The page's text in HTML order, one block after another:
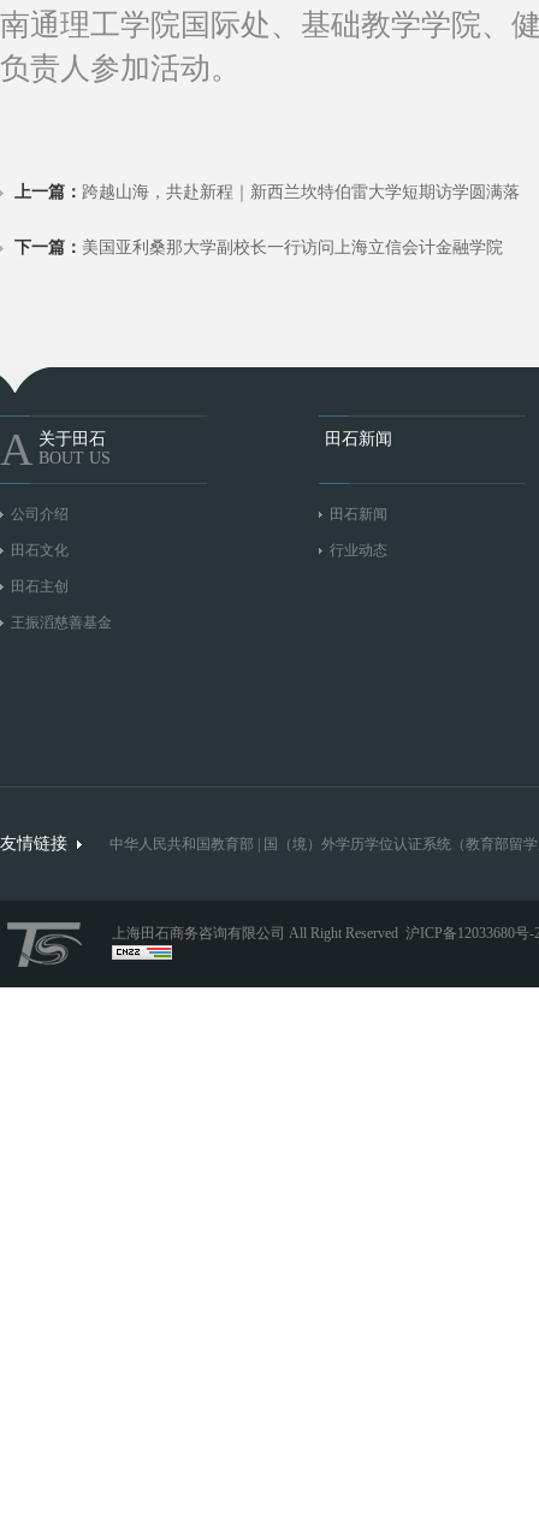
南通理工学院国际处、基础教学学院、
负责人参加活动。
上一篇： 跨越山海，共赴新程｜新西兰坎特伯雷大学短期访学圆满落
下一篇： 美国亚利桑那大学副校长一行访问上海立信会计金融学院
A 关于田石
BOUT US
公司介绍
田石文化
田石主创
王振滔慈善基金
田石新闻
田石新闻
行业动态
友情链接 中华人民共和国教育部 国（境）外学历学位认证系统（教育部留
上海田石商务咨询有限公司 All Right Reserved 沪ICP备12033680号-